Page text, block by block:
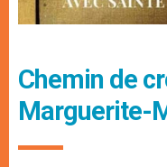
Chemin de
Marguerite-